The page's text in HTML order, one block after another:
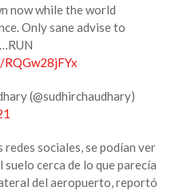
now while the world
Only sane advise to
(@sudhirchaudhary)
redes sociales, se podían ver
suelo cerca de lo que parecía
del aeropuerto, reportó